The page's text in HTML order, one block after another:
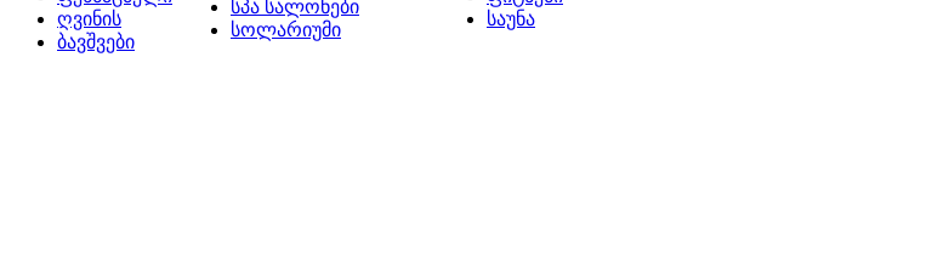
ღვინის
ბავშვები
სპა სალონები
სოლარიუმი
საუნა